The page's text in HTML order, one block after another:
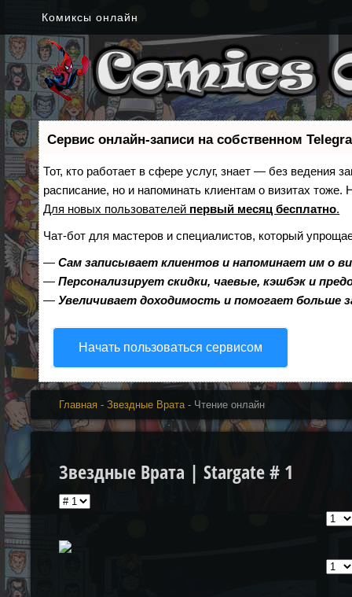
Комиксы онлайн
Сервис онлайн-записи на собственном
Тот, кто работает в сфере услуг, знает — без ведения
расписание, но и напоминать клиентам о визитах
Для новых пользователей первый месяц бесплатно.
Чат-бот для мастеров и специалистов, который
—Сам записывает клиентов и напоминает им о
—Персонализирует скидки, чаевые, кэшбэк и
—Увеличивает доходимость и помогает больше
Начать пользоваться сервисом
Главная -Звездные Врата- Чтение онлайн
Звездные Врата | Stargate # 1